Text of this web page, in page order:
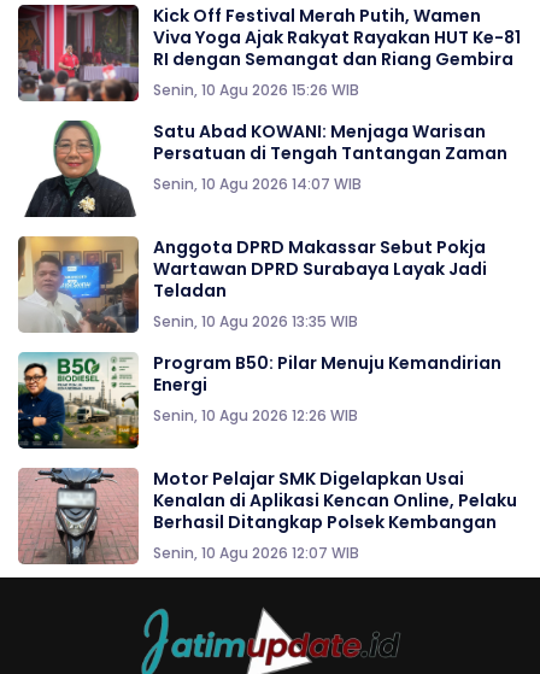
Kick Off Festival Merah Putih, Wamen
Viva Yoga Ajak Rakyat Rayakan HUT Ke-81
RI dengan Semangat dan Riang Gembira
Senin, 10 Agu 2026 15:26 WIB
Satu Abad KOWANI: Menjaga Warisan
Persatuan di Tengah Tantangan Zaman
Senin, 10 Agu 2026 14:07 WIB
Anggota DPRD Makassar Sebut Pokja
Wartawan DPRD Surabaya Layak Jadi
Teladan
Senin, 10 Agu 2026 13:35 WIB
Program B50: Pilar Menuju Kemandirian
Energi
Senin, 10 Agu 2026 12:26 WIB
Motor Pelajar SMK Digelapkan Usai
Kenalan di Aplikasi Kencan Online, Pelaku
Berhasil Ditangkap Polsek Kembangan
Senin, 10 Agu 2026 12:07 WIB